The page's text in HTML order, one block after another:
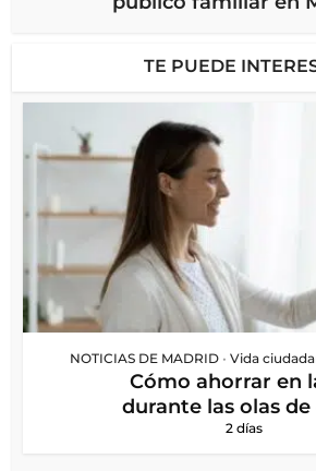
TE PUEDE
NOTICIAS DE MADRID • Vida
Cómo ahorrar en
durante las olas de
2 días